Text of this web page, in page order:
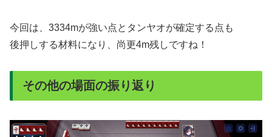
今回は、3334mが強い点とタンヤオが確定する点も
後押しする材料になり、尚更4m残しですね！
その他の場面の振り返り